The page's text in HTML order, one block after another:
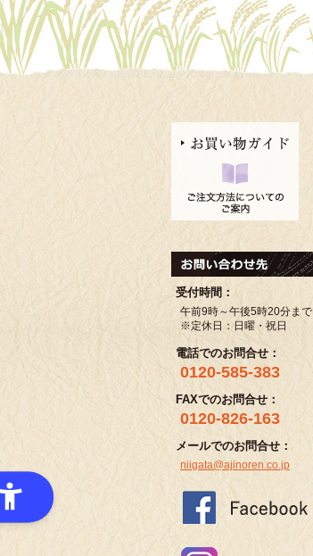
受付時間：
午前9時～午後5時20分まで
※定休日：日曜・祝日
電話でのお問合せ：
0120-585-383
FAXでのお問合せ：
0120-826-163
メールでのお問合せ：
niigata@ajinoren.co.jp